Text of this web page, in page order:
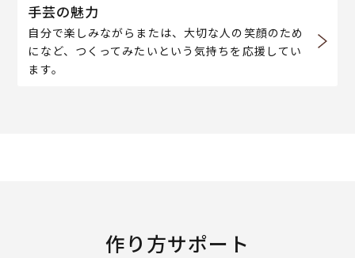
手芸の魅力
自分で楽しみながらまたは、大切な人の笑顔のため
になど、つくってみたいという気持ちを応援してい
ます。
作り方サポート